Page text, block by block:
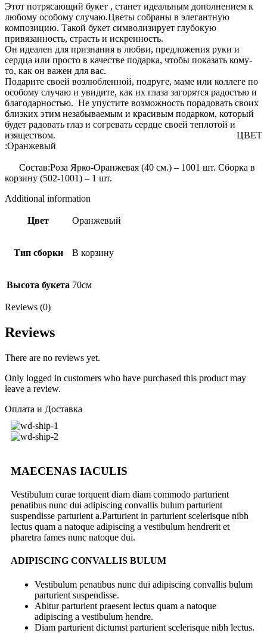
Этот потрясающий букет , станет идеальным дополнением к
любому особому случаю.Цветы собраны в элегантную
композицию. Такой букет символизирует глубокую
привязанность, страсть и искренность.
Он идеален для признания в любви, предложения руки и
сердца или просто в качестве подарка, чтобы показать кому-
то, как он важен для вас.
Подарите своей возлюбленной, подруге, маме или коллеге по
особому случаю и увидите, как их глаза загорятся радостью и
благодарностью. Не упустите возможность порадовать своих
близких этим незабываемым и красивым подарком, который
будет радовать глаз и согревать сердце своей теплотой и
изяществом. ЦВЕТ
:Оранжевый
Состав:Роза Ярко-Оранжевая (40 см.) – 1001 шт. Сборка в
корзину (502-1001) – 1 шт.
Additional information
Цвет Оранжевый
Тип сборки В корзину
Высота букета 70см
Reviews (0)
Reviews
There are no reviews yet.
Only logged in customers who have purchased this product may
leave a review.
Оплата и Доставка
MAECENAS IACULIS
Vestibulum curae torquent diam diam commodo parturient
penatibus nunc dui adipiscing convallis bulum parturient
suspendisse parturient a.Parturient in parturient scelerisque nibh
lectus quam a natoque adipiscing a vestibulum hendrerit et
pharetra fames nunc natoque dui.
ADIPISCING CONVALLIS BULUM
Vestibulum penatibus nunc dui adipiscing convallis bulum
parturient suspendisse.
Abitur parturient praesent lectus quam a natoque
adipiscing a vestibulum hendre.
Diam parturient dictumst parturient scelerisque nibh lectus.